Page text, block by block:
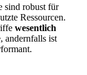
sind robust für
Ressourcen.
wesentlich
andernfalls ist